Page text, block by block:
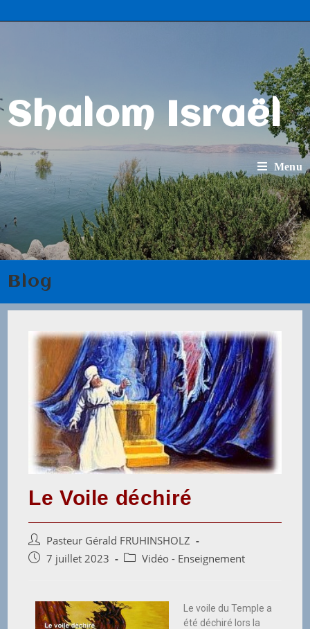
Shalom Israël
Menu
Blog
Le Voile déchiré
Pasteur Gérald FRUHINSHOLZ
7 juillet 2023
Vidéo - Enseignement
Le voile du Temple a
été déchiré lors la